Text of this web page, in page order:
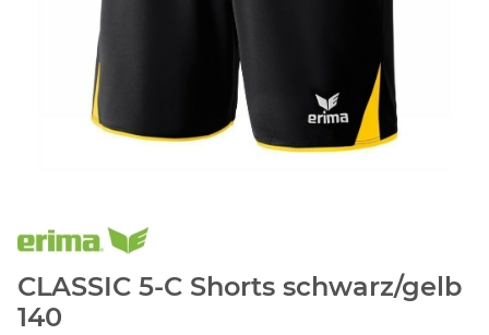
CLASSIC 5-C Shorts schwarz/gelb
140